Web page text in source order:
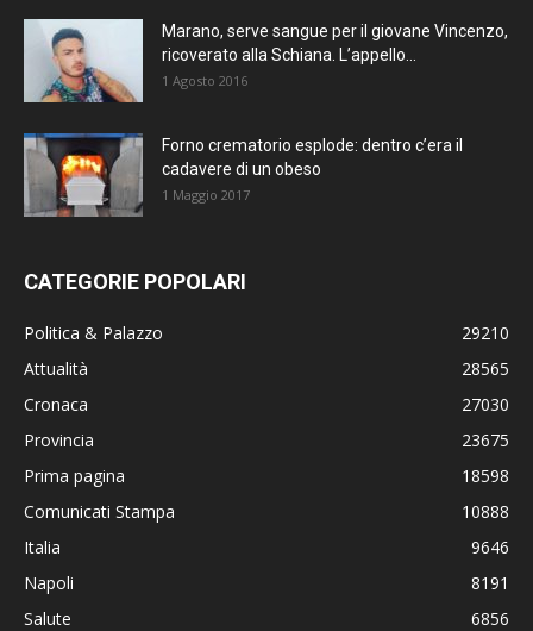
Marano, serve sangue per il giovane Vincenzo,
ricoverato alla Schiana. L’appello...
1 Agosto 2016
Forno crematorio esplode: dentro c’era il
cadavere di un obeso
1 Maggio 2017
CATEGORIE POPOLARI
Politica & Palazzo
29210
Attualità
28565
Cronaca
27030
Provincia
23675
Prima pagina
18598
Comunicati Stampa
10888
Italia
9646
Napoli
8191
Salute
6856